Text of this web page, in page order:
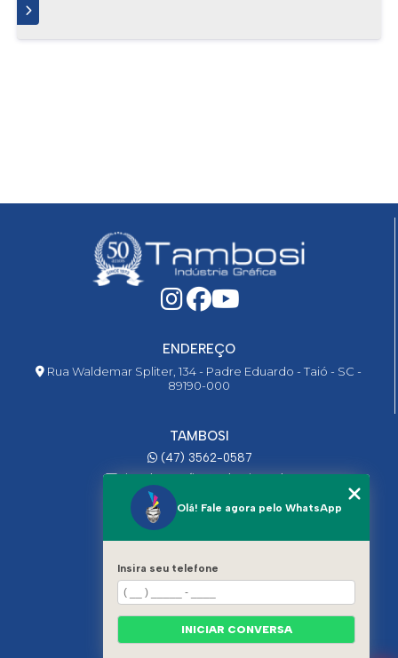
ENDEREÇO
Rua Waldemar Spliter, 134 - Padre Eduardo - Taió - SC -
89190-000
TAMBOSI
(47) 3562-0587
ricardo@graficatambosi.com.br
QUEM SOMOS
INDÚSTRIA
SORVETE
CHOCOLATE
BOBINAS
EMBALAGENS - CAIXAS
Olá! Fale agora pelo WhatsApp
Insira seu telefone
INICIAR CONVERSA